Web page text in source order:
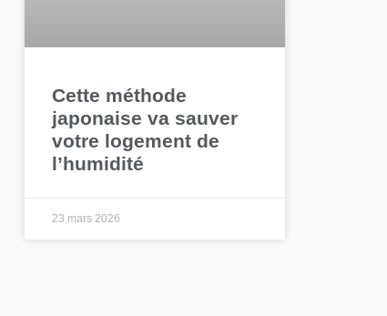
Cette méthode
japonaise va sauver
votre logement de
l’humidité
23 mars 2026